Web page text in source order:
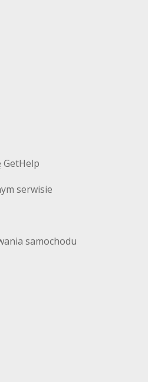
GetHelp
serwisie
samochodu